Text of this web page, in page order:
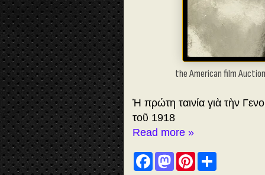
the American film
Ἡ πρώτη ταινία γιὰ τὴν
τοῦ 1918
Read more »
F
a
M
a
P